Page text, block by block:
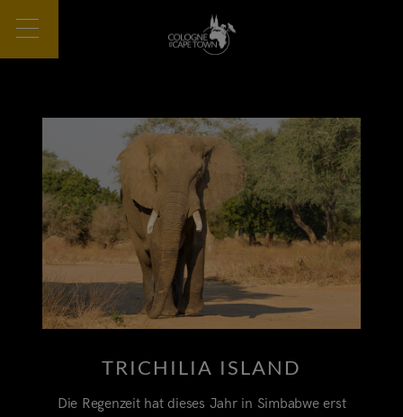
TRICHILIA ISLAND
Die Regenzeit hat dieses Jahr in Simbabwe erst